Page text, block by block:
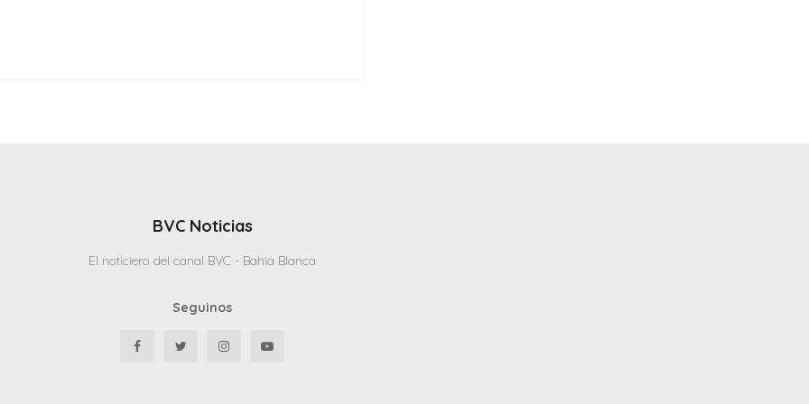
BVC Noticias
El noticiero del canal BVC - Bahia Blanca
Seguinos